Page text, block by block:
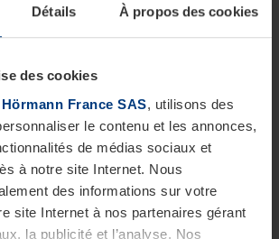
Détails À propos des cookies
des cookies
Hörmann France SAS, utilisons des
le contenu et les annonces,
de médias sociaux et
à notre site Internet. Nous
des informations sur votre
site Internet à nos partenaires gérant
la publicité et l’analyse. Nos